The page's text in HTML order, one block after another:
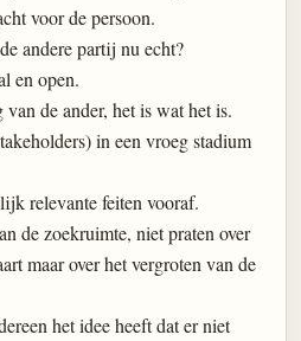
voor de persoon.
andere partij nu echt?
en open.
van de ander, het is wat het is.
in een vroeg stadium
relevante feiten vooraf.
de zoekruimte, niet praten over
maar over het vergroten van de
het idee heeft dat er niet